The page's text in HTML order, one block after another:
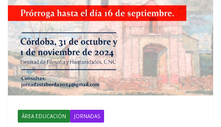
ÁREA EDUCACIÓN JORNADAS